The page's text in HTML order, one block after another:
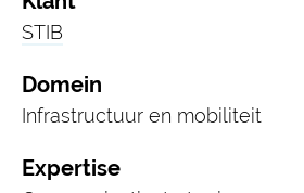
STIB
Domein
Infrastructuur en mobiliteit
Expertise